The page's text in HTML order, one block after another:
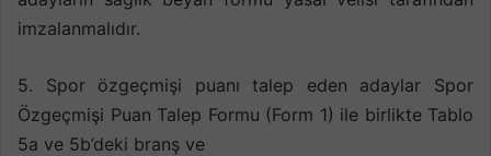
imzalanmalıdır.
5. Spor özgeçmişi puanı talep eden adaylar Spor
Özgeçmişi Puan Talep Formu (Form 1) ile birlikte Tablo
5a ve 5b’deki branş ve